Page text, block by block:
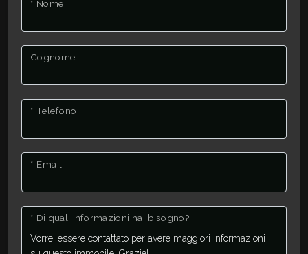
* Nome
Cognome
* Telefono
* Email
* Di quali informazioni hai bisogno?